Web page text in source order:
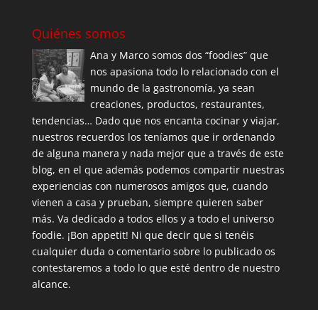
Quiénes somos
Ana y Marco somos dos “foodies” que
nos apasiona todo lo relacionado con el
mundo de la gastronomía, ya sean
creaciones, productos, restaurantes,
tendencias… Dado que nos encanta cocinar y viajar,
nuestros recuerdos los teníamos que ir ordenando
de alguna manera y nada mejor que a través de este
blog, en el que además podemos compartir nuestras
experiencias con numerosos amigos que, cuando
vienen a casa y prueban, siempre quieren saber
más. Va dedicado a todos ellos y a todo el universo
foodie. ¡Bon appetit! Ni que decir que si tenéis
cualquier duda o comentario sobre lo publicado os
contestaremos a todo lo que esté dentro de nuestro
alcance.